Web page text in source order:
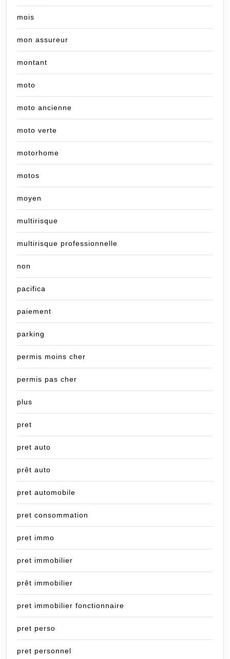
mois
mon assureur
montant
moto
moto ancienne
moto verte
motorhome
motos
moyen
multirisque
multirisque professionnelle
non
pacifica
paiement
parking
permis moins cher
permis pas cher
plus
pret
pret auto
prêt auto
pret automobile
pret consommation
pret immo
pret immobilier
prêt immobilier
pret immobilier fonctionnaire
pret perso
pret personnel